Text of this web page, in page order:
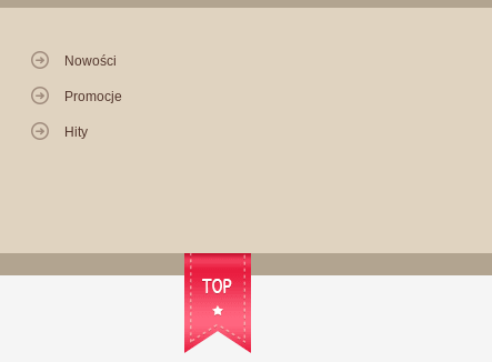
Nowości
Promocje
Hity